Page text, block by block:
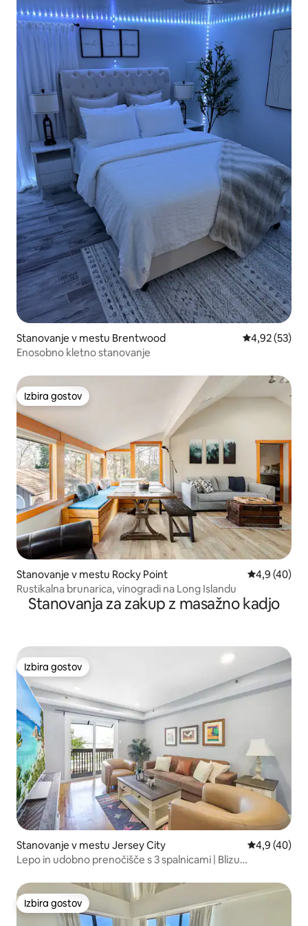
Stanovanje v mestu Brentwood Povprečna
4,92 (53)
Enosobno kletno stanovanje
Izbira gostov
Izbira gostov
Stanovanje v mestu Rocky Point Povprečna
4,9 (40)
Rustikalna brunarica, vinogradi na Long Islandu
Stanovanja za zakup z masažno kadjo
Izbira gostov
Izbira gostov
Stanovanje v mestu Jersey City Povprečna
4,9 (40)
Lepo in udobno prenočišče s 3 spalnicami | Blizu
Izbira gostov
Izbira gostov